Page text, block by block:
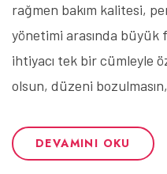
rağmen bakım kalitesi,
yönetimi arasında
ihtiyacı tek bir cümleyle
olsun, düzeni
DEVAMINI OKU